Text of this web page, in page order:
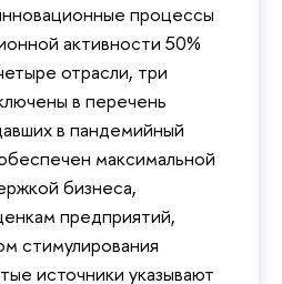
процессы
активности 50%
отрасли, три
в перечень
в пандемийный
максимальной
бизнеса,
предприятий,
стимулирования
источники указывают